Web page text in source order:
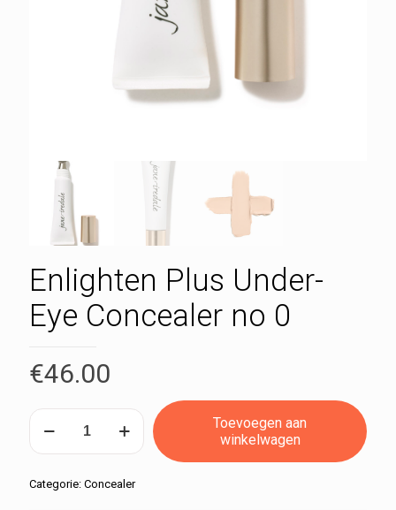
Enlighten Plus Under-
Eye Concealer no 0
€46.00
Enlighten
Plus
Under-
Concealer
Toevoegen aan
winkelwagen
Categorie: Concealer